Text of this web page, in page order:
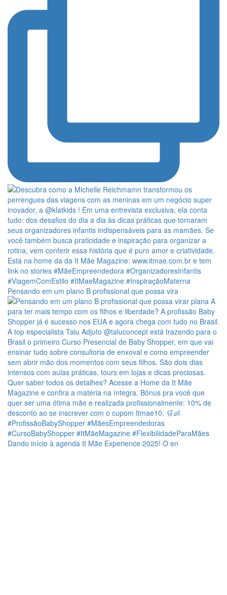
Pensando em um plano B profissional que possa vira
Dando início à agenda It Mãe Experience 2025! O en